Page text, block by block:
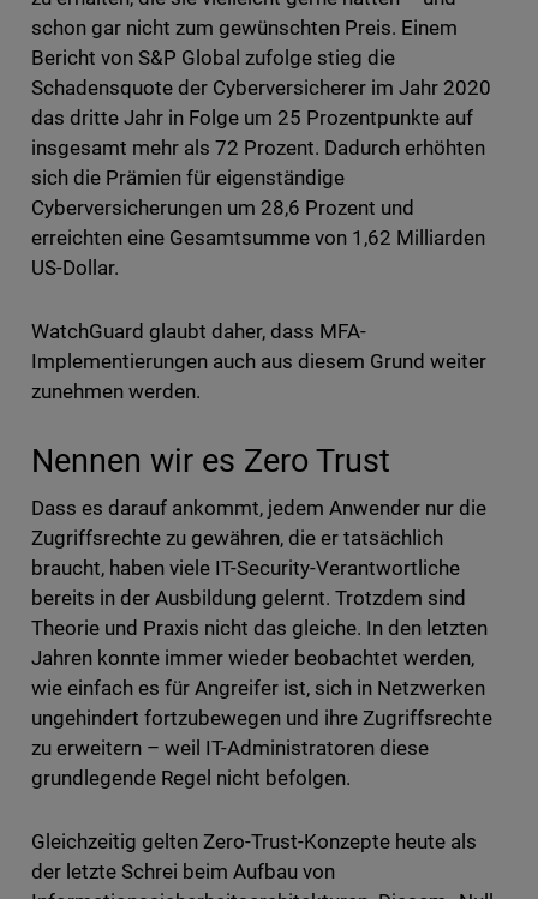
schon gar nicht zum gewünschten Preis. Einem
Bericht von S&P Global zufolge stieg die
Schadensquote der Cyberversicherer im Jahr 2020
das dritte Jahr in Folge um 25 Prozentpunkte auf
insgesamt mehr als 72 Prozent. Dadurch erhöhten
sich die Prämien für eigenständige
Cyberversicherungen um 28,6 Prozent und
erreichten eine Gesamtsumme von 1,62 Milliarden
US-Dollar.
WatchGuard glaubt daher, dass MFA-
Implementierungen auch aus diesem Grund weiter
zunehmen werden.
Nennen wir es Zero Trust
Dass es darauf ankommt, jedem Anwender nur die
Zugriffsrechte zu gewähren, die er tatsächlich
braucht, haben viele IT-Security-Verantwortliche
bereits in der Ausbildung gelernt. Trotzdem sind
Theorie und Praxis nicht das gleiche. In den letzten
Jahren konnte immer wieder beobachtet werden,
wie einfach es für Angreifer ist, sich in Netzwerken
ungehindert fortzubewegen und ihre Zugriffsrechte
zu erweitern – weil IT-Administratoren diese
grundlegende Regel nicht befolgen.
Gleichzeitig gelten Zero-Trust-Konzepte heute als
der letzte Schrei beim Aufbau von